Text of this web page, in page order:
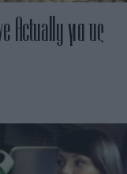
για τις